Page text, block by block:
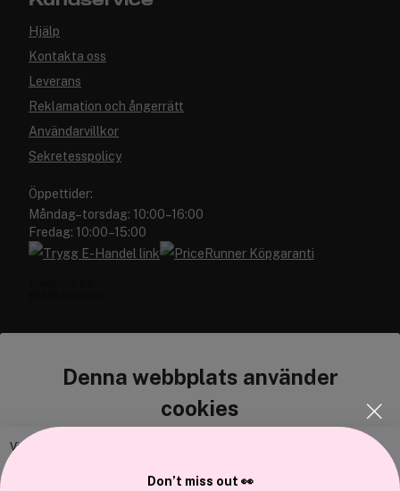
Denna webbplats använder
cookies
Vi använder enhetsidentifierare för att anpassa innehållet och
Hjälp
Kontakta oss
Leverans
Reklamation och ångerrätt
Användarvillkor
Sekretesspolicy
Öppettider:
Måndag–torsdag: 10:00–16:00
Fredag: 10:00–15:00
Cocopanda.se
Don’t miss out 👀